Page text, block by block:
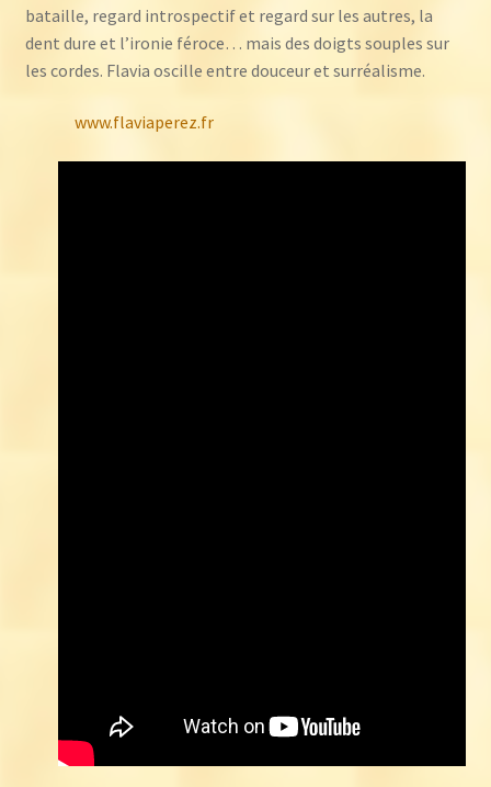
bataille, regard introspectif et regard sur les autres, la
dent dure et l’ironie féroce… mais des doigts souples sur
les cordes. Flavia oscille entre douceur et surréalisme.
www.flaviaperez.fr